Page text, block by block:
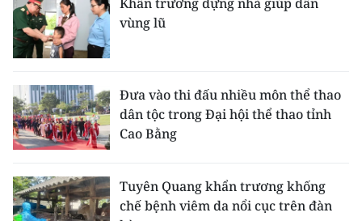
ESPAÑOL
한국어
vùng lũ
Đưa vào thi đấu nhiều môn thể thao
dân tộc trong Đại hội thể thao tỉnh
Cao Bằng
Tuyên Quang khẩn trương khống
chế bệnh viêm da nổi cục trên đàn